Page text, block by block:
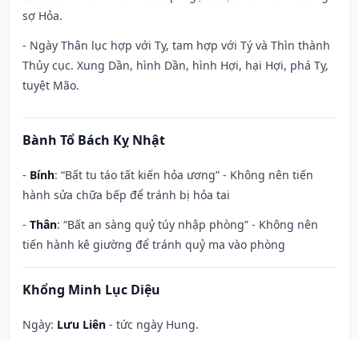
sợ Hỏa.
- Ngày Thân lục hợp với Tỵ, tam hợp với Tý và Thìn thành
Thủy cục. Xung Dần, hình Dần, hình Hợi, hại Hợi, phá Tỵ,
tuyệt Mão.
Bành Tổ Bách Kỵ Nhật
- Bính: “Bất tu táo tất kiến hỏa ương” - Không nên tiến
hành sửa chữa bếp để tránh bị hỏa tai
- Thân: “Bất an sàng quỷ túy nhập phòng” - Không nên
tiến hành kê giường để tránh quỷ ma vào phòng
Khổng Minh Lục Diệu
Ngày: Lưu Liên - tức ngày Hung.